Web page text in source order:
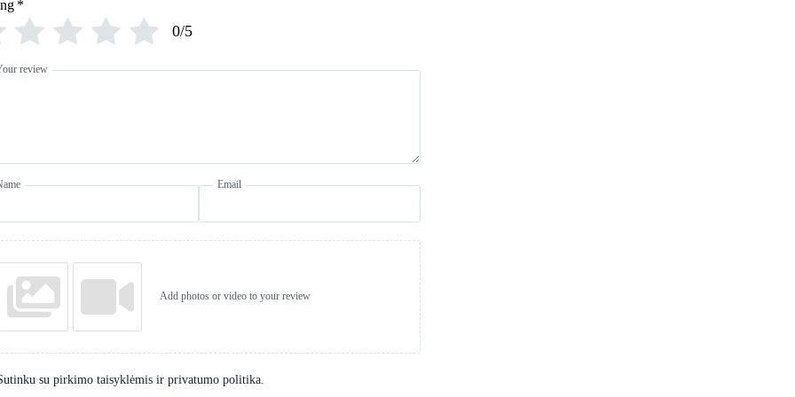
*
0/5
review
Email
Add photos or video to your review
su pirkimo taisyklėmis ir privatumo politika.